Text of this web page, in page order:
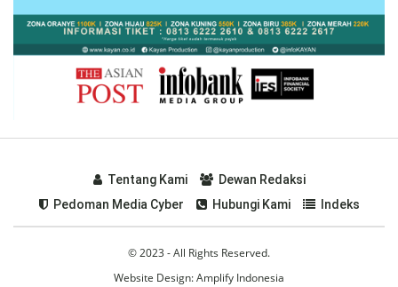
Tentang Kami
Dewan Redaksi
Pedoman Media Cyber
Hubungi Kami Indeks
© 2023 - All Rights Reserved.
Website Design:Amplify Indonesia